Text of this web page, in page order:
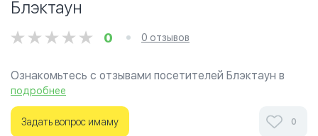
Блэктаун
0 0 отзывов
Ознакомьтесь с отзывами посетителей Блэктаун в
г.Сидней на фотографиях и узнайте о часах работы.
Ваше духовное путешествие начинается здесь.
подробнее
Задать вопрос имаму 0